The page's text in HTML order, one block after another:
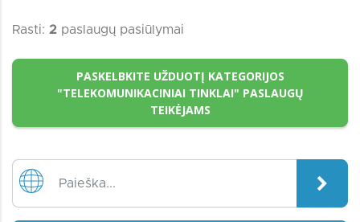
Rasti: 2 paslaugų pasiūlymai
PASKELBKITE UŽDUOTĮ KATEGORIJOS
"TELEKOMUNIKACINIAI TINKLAI" PASLAUGŲ
TEIKĖJAMS